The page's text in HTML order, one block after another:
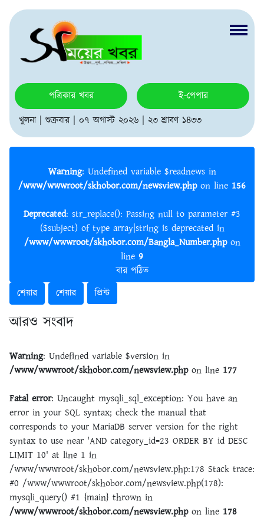
পত্রিকার খবর
ই-পেপার
খুলনা | শুক্রবার | ০৭ অগাস্ট ২০২৬ | ২৩ শ্রাবণ ১৪৩৩
Warning : Undefined variable $readnews in
/www/wwwroot/skhobor.com/newsview.phpon line 156
Deprecated: str_replace(): Passing null to parameter #3
($subject) of type array|string is deprecated in
/www/wwwroot/skhobor.com/Bangla_Number.phpon
line 9
বার পঠিত
শেয়ার
শেয়ার প্রিন্ট
আরও সংবাদ
Warning: Undefined variable $version in
/www/wwwroot/skhobor.com/newsview.phpon line 177
Fatal error: Uncaught mysqli_sql_exception: You have an
error in your SQL syntax; check the manual that
corresponds to your MariaDB server version for the right
syntax to use near 'AND category_id=23 ORDER BY id DESC
LIMIT 10' at line 1 in
/www/wwwroot/skhobor.com/newsview.php:178 Stack trace:
#0 /www/wwwroot/skhobor.com/newsview.php(178):
mysqli_query() #1 {main} thrown in
/www/wwwroot/skhobor.com/newsview.phpon line 178